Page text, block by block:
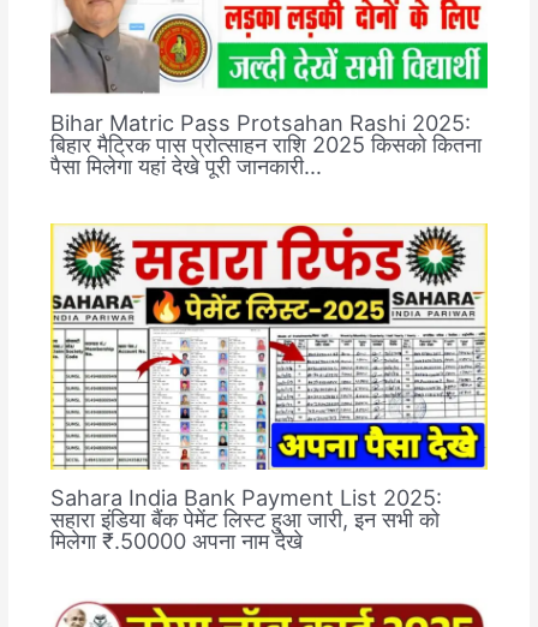
Bihar Matric Pass Protsahan Rashi 2025:
बिहार मैट्रिक पास प्रोत्साहन राशि 2025 किसको कितना
पैसा मिलेगा यहां देखे पूरी जानकारी…
Sahara India Bank Payment List 2025:
सहारा इंडिया बैंक पेमेंट लिस्ट हुआ जारी, इन सभी को
मिलेगा ₹.50000 अपना नाम देखे